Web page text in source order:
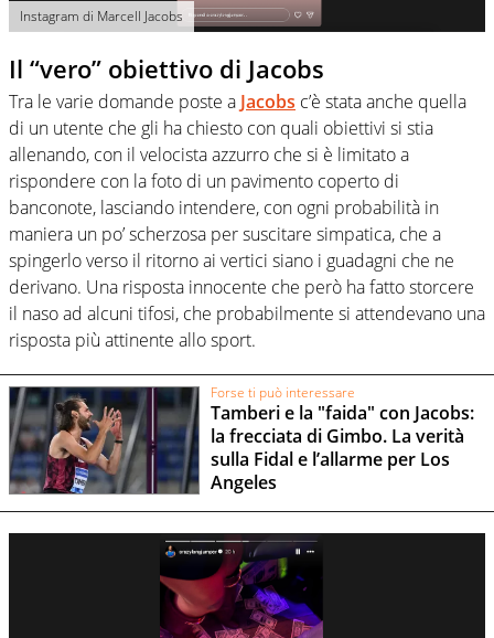
Instagram di Marcell Jacobs
Il “vero” obiettivo di Jacobs
Tra le varie domande poste a Jacobs c’è stata anche quella
di un utente che gli ha chiesto con quali obiettivi si stia
allenando, con il velocista azzurro che si è limitato a
rispondere con la foto di un pavimento coperto di
banconote, lasciando intendere, con ogni probabilità in
maniera un po’ scherzosa per suscitare simpatica, che a
spingerlo verso il ritorno ai vertici siano i guadagni che ne
derivano. Una risposta innocente che però ha fatto storcere
il naso ad alcuni tifosi, che probabilmente si attendevano una
risposta più attinente allo sport.
Forse ti può interessare
Tamberi e la "faida" con Jacobs:
la frecciata di Gimbo. La verità
sulla Fidal e l’allarme per Los
Angeles